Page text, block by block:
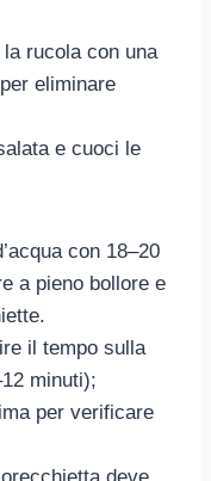
rucola con una
eliminare
e cuoci le
con 18–20
a pieno bollore e
il tempo sulla
minuti);
per verificare
deve